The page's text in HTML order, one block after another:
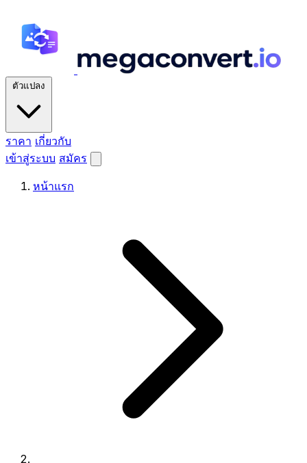
ตัวแปลง
ราคา เกี่ยวกับ
เข้าสู่ระบบ สมัคร
หน้าแรก